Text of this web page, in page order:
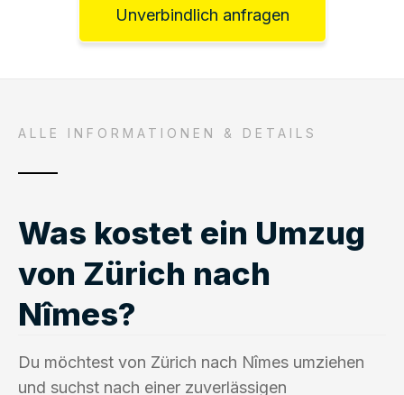
Unverbindlich anfragen
ALLE INFORMATIONEN & DETAILS
Was kostet ein Umzug
von Zürich nach
Nîmes?
Du möchtest von Zürich nach Nîmes umziehen
und suchst nach einer zuverlässigen